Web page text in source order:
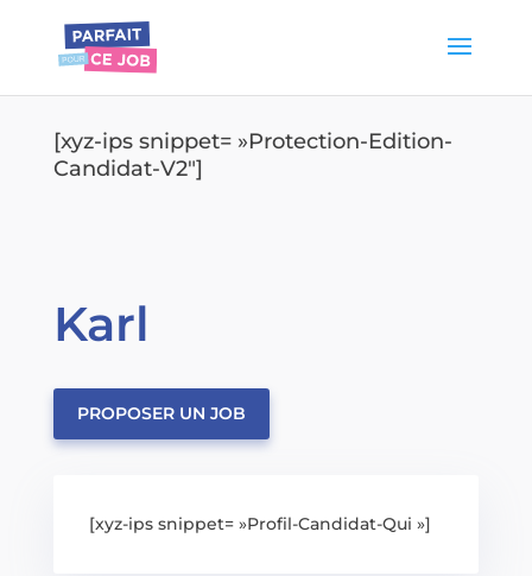
[xyz-ips snippet= »Protection-Edition-
Candidat-V2″]
Karl
PROPOSER UN JOB
[xyz-ips snippet= »Profil-Candidat-Qui »]